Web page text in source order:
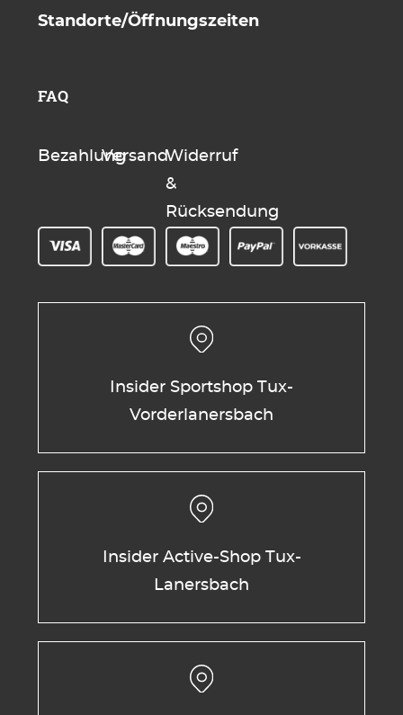
Standorte/Öffnungszeiten
FAQ
BezahlungVersandWiderruf
&
Rücksendung
Insider Sportshop Tux-
Vorderlanersbach
Insider Active-Shop Tux-
Lanersbach